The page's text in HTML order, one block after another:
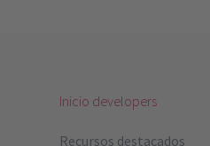
Inicio developers
Recursos destacados